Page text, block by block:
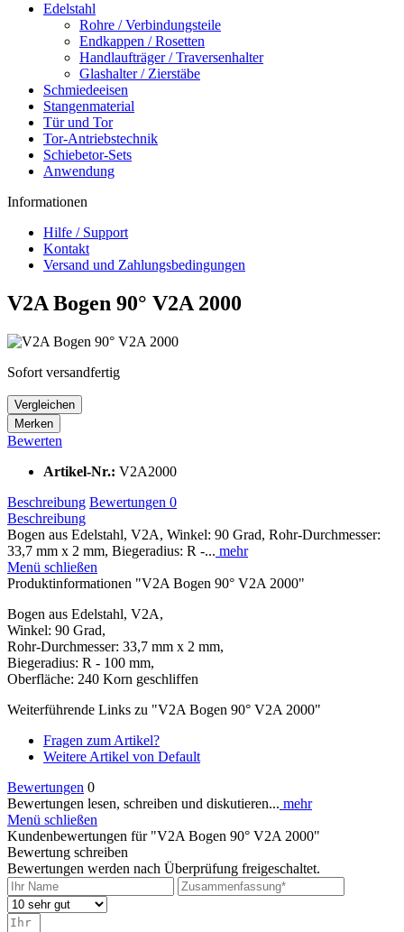
Edelstahl
Rohre / Verbindungsteile
Endkappen / Rosetten
Handlaufträger / Traversenhalter
Glashalter / Zierstäbe
Schmiedeeisen
Stangenmaterial
Tür und Tor
Tor-Antriebstechnik
Schiebetor-Sets
Anwendung
Informationen
Hilfe / Support
Kontakt
Versand und Zahlungsbedingungen
V2A Bogen 90° V2A 2000
Sofort versandfertig
Vergleichen
Merken
Bewerten
Artikel-Nr.: V2A2000
Beschreibung Bewertungen 0
Beschreibung
Bogen aus Edelstahl, V2A, Winkel: 90 Grad, Rohr-Durchmesser:
33,7 mm x 2 mm, Biegeradius: R -... mehr
Menü schließen
Produktinformationen "V2A Bogen 90° V2A 2000"
Bogen aus Edelstahl, V2A,
Winkel: 90 Grad,
Rohr-Durchmesser: 33,7 mm x 2 mm,
Biegeradius: R - 100 mm,
Oberfläche: 240 Korn geschliffen
Weiterführende Links zu "V2A Bogen 90° V2A 2000"
Fragen zum Artikel?
Weitere Artikel von Default
Bewertungen 0
Bewertungen lesen, schreiben und diskutieren... mehr
Menü schließen
Kundenbewertungen für "V2A Bogen 90° V2A 2000"
Bewertung schreiben
Bewertungen werden nach Überprüfung freigeschaltet.